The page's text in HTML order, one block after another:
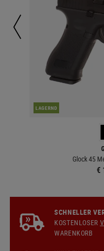
LAGERND
Glock 45
€
SCHNELLER
KOSTENLOSER
WARENKORB